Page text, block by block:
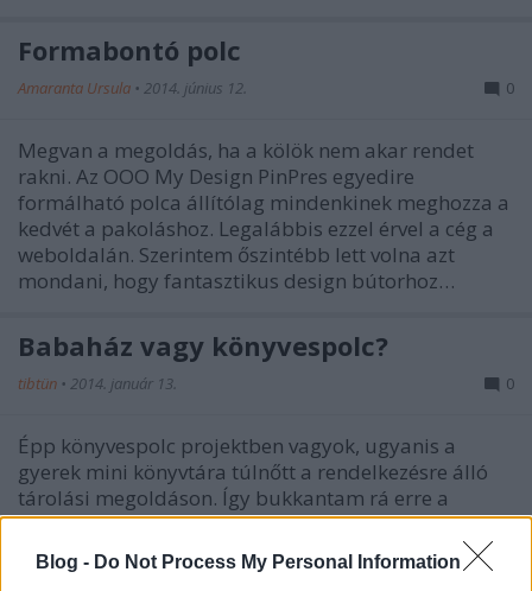
Blog - Do Not Process My Personal Information
Formabontó polc
Amaranta Ursula • 2014. június 12. 0
Megvan a megoldás, ha a kölök nem akar rendet
rakni. Az OOO My Design PinPres egyedire
formálható polca állítólag mindenkinek meghozza a
kedvét a pakoláshoz. Legalábbis ezzel érvel a cég a
weboldalán. Szerintem őszintébb lett volna azt
mondani, hogy fantasztikus design bútorhoz…
Babaház vagy könyvespolc?
tibtün • 2014. január 13. 0
Épp könyvespolc projektben vagyok, ugyanis a
gyerek mini könyvtára túlnőtt a rendelkezésre álló
tárolási megoldáson. Így bukkantam rá erre a
többszintes lakóházat formáló könyvespolcra, ami
első ránézésre babaház is lehetne, ám az ajtók
kinyitásával, rögtön…